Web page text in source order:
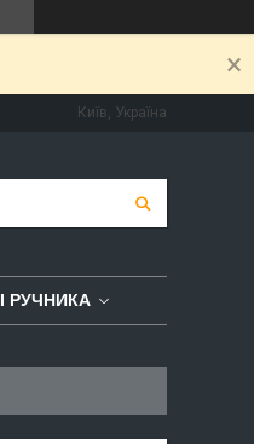
Київ, Україна
РУЧНИКА